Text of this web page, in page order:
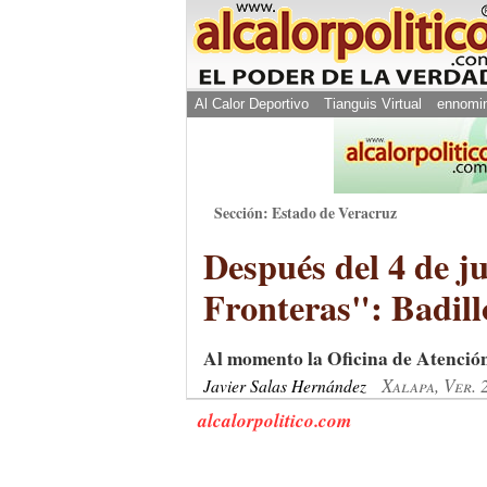
Al Calor Deportivo Tianguis Virtual
Sección: Estado de Veracruz
Después del 4 de
Fronteras":
Al momento la Oficina de
Javier Salas Hernández Xalapa, Ver.
alcalorpolitico.com